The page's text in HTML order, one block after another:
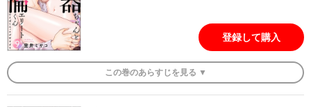
登録して購入
この巻のあらすじを 見る ▼